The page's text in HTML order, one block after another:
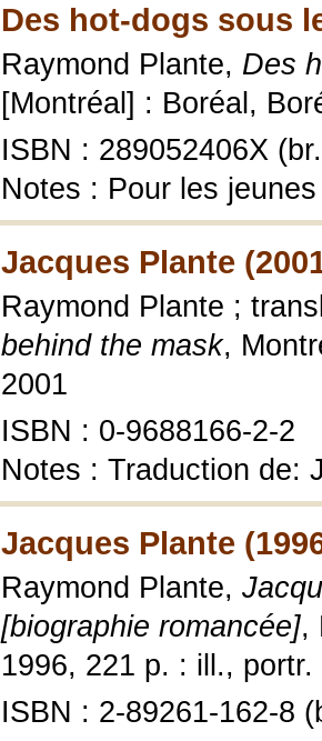
Des hot-dogs sous
Raymond Plante, Des
[Montréal] : Boréal,
ISBN : 289052406X
Notes : Pour les jeunes
Jacques Plante
Raymond Plante ;
behind the mask,
2001
ISBN : 0-9688166-2-2
Notes : Traduction de:
Jacques Plante
Raymond Plante,
[biographie romancée],
1996, 221 p. : ill.,
ISBN : 2-89261-162-8